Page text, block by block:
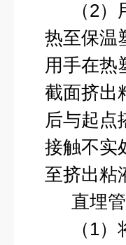
（2）
热至保温
用手在热
截面挤出
后与起点
接触不实
至挤出粘
直埋
（ 1）